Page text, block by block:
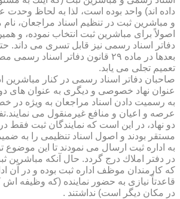
داده اند) واحد بوده است، لذا به لحاظ وحدت
و مباشرین ثبت در تنظیم اسناد مراجعان، نام
اصولاً برای مباشرین ثبت انتخاب نموده، و
دفاتر اسناد رسمی نیز قابل تسری می داند.
تعمیم تجلی می یابد.
صاحبان دفاتر اسناد رسمی در كنار مباشرین
عنوان نهاد خصوصی و دیگری به عنوان های
به رسمیت دادن اسناد مراجعان به ویژه در
عرصه و اعیان و منافع غیرمنقول می
دو نهاد، در این است كه نمایندگان ثبت فقط
مستقر بودند و اصول اسناد تنظیمی را به
به اداره ثبت ارسال می نمودند تا این موضوع
در دفتر املاك درج گردد. حال آنكه مباشرین
كه كارمندان موظف اداره ثبت بوده و در آن
قاعدتاً نیازی به حضور نماینده (كه وظیفه
در مكان دیگر است) نداشتند .